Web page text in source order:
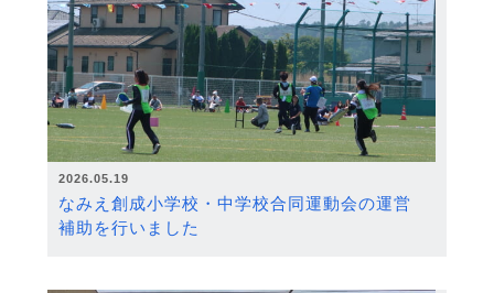
2026.05.19
なみえ創成小学校・中学校合同運動会の運営
補助を行いました